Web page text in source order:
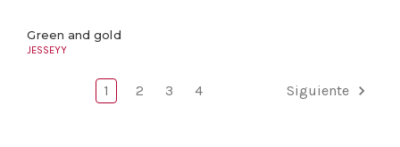
Green and gold
JESSEYY
1 2 3 4 Siguiente